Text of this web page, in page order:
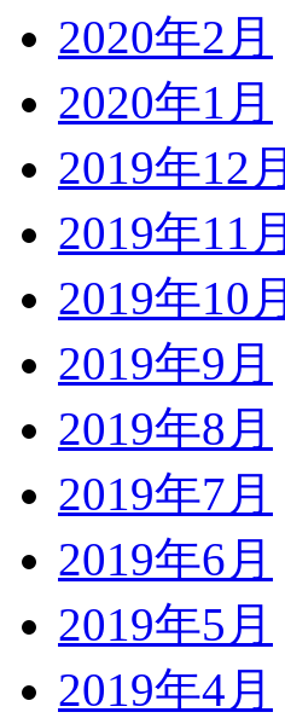
2020年2月
2020年1月
2019年12月
2019年11月
2019年10月
2019年9月
2019年8月
2019年7月
2019年6月
2019年5月
2019年4月